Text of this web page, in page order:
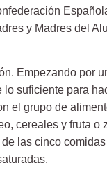
y Madres del
. Empezando por
suficiente para
el grupo de
cereales y fruta o
las cinco